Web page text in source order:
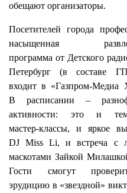
обещают организаторы.
Посетителей города
насыщенная
программа от Детского
Петербург (в составе
входит в «Газпром-Медиа
В расписании –
активности: это и
мастер-классы, и яркое
DJ Miss Li, и встреча с
маскотами Зайкой
Гости смогут
эрудицию в «звездной»